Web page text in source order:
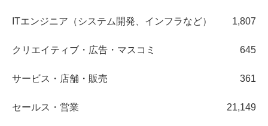
ITエンジニア（システム開発、インフラなど） 1,807
クリエイティブ・広告・マスコミ 645
サービス・店舗・販売 361
セールス・営業 21,149